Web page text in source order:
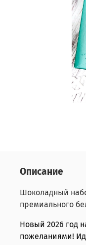
Описание
Шоколадный
премиального
Новый 2026 год
пожеланиями!